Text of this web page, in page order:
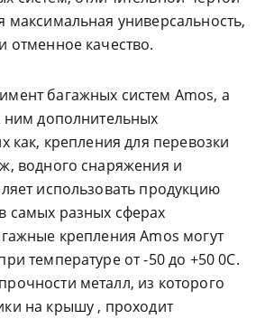
максимальная универсальность,
отменное качество.
багажных систем Amos, а
ним дополнительных
как, крепления для перевозки
водного снаряжения и
использовать продукцию
самых разных сферах
крепления Amos могут
температуре от -50 до +50 0С.
металл, из которого
на крышу , проходит